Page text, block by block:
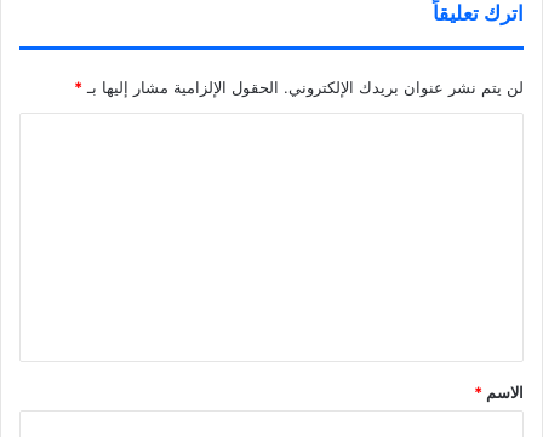
اترك تعليقاً
لن يتم نشر عنوان بريدك الإلكتروني. الحقول الإلزامية مشار إليها بـ*
*
الاسم *